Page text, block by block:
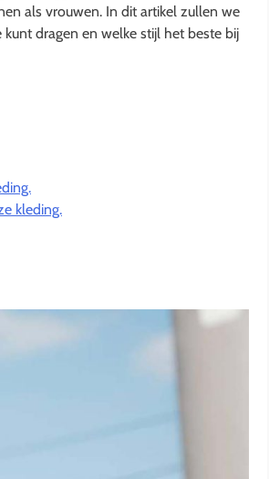
als vrouwen. In dit artikel zullen we
dragen en welke stijl het beste bij
kleding.